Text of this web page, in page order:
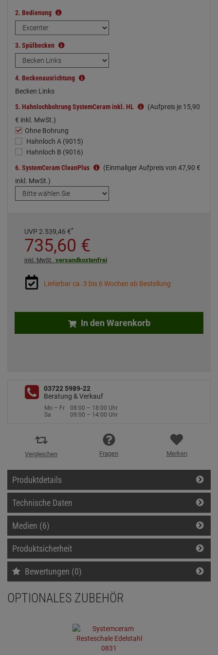
2. Bedienung
3. Spülbecken
4. Beckenausrichtung
Becken Links
5. Hahnlochbohrung SystemCeram inkl. HL (Aufpreis je 15,90
€ inkl. MwSt.)
Ohne Bohrung
Hahnloch A (9015)
Hahnloch B (9016)
6. SystemCeram CleanPlus (Einmaliger Aufpreis von 47,90 €
inkl. MwSt.)
UVP 2.539,46 €*
735,60 €
inkl. MwSt. versandkostenfrei
Lieferbar ca. 3 bis 6 Wochen ab Bestellung
In den Warenkorb
03722 5989-22
Beratung & Verkauf
Mo – Fr
08:00 – 18:00 Uhr
Sa
09:00 – 14:00 Uhr
Vergleichen Fragen Merken
Produktdetails
Technische Daten
Medien (6)
Produktsicherheit
Bewertungen (0)
OPTIONALES ZUBEHÖR